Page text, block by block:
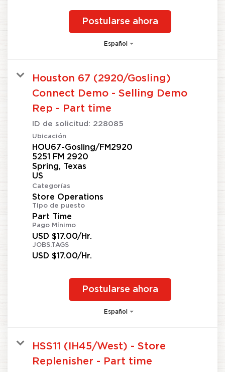
Postularse ahora
Español
Houston 67 (2920/Gosling)
Connect Demo - Selling Demo
Rep - Part time
ID de solicitud: 228085
Ubicación
HOU67-Gosling/FM2920
5251 FM 2920
Spring, Texas
Categorías
Store Operations
Tipo de puesto
Part Time
Pago Mínimo
USD $17.00/Hr.
JOBS.TAGS
USD $17.00/Hr.
Postularse ahora
Español
HSS11 (IH45/West) - Store
Replenisher - Part time